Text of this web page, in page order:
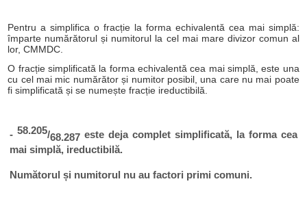
Pentru a simplifica o fracție la forma echivalentă cea mai simplă:
împarte numărătorul și numitorul la cel mai mare divizor comun al
lor, CMMDC.
O fracție simplificată la forma echivalentă cea mai simplă, este una
cu cel mai mic numărător și numitor posibil, una care nu mai poate
fi simplificată și se numește fracție ireductibilă.
- 58.205/68.287este deja complet simplificată, la forma cea
mai simplă, ireductibilă.
Numătorul și numitorul nu au factori primi comuni.